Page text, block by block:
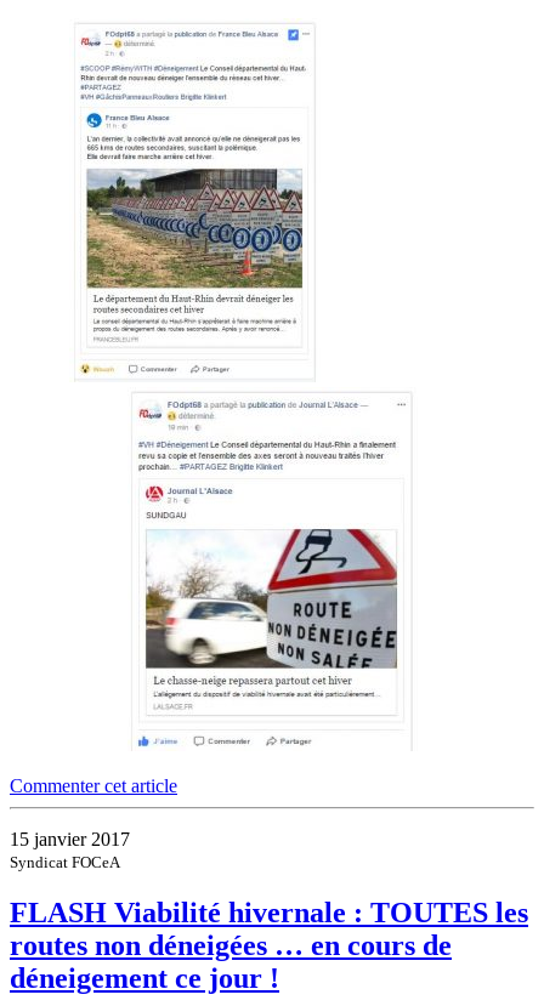
Commenter cet article
15 janvier 2017
Syndicat FOCeA
FLASH Viabilité hivernale : TOUTES les
routes non déneigées … en cours de
déneigement ce jour !